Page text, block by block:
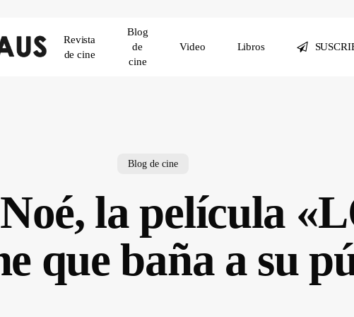
Revista
de cine
Blog
de
cine
Video Libros
Blog de cine
la película
que baña a su